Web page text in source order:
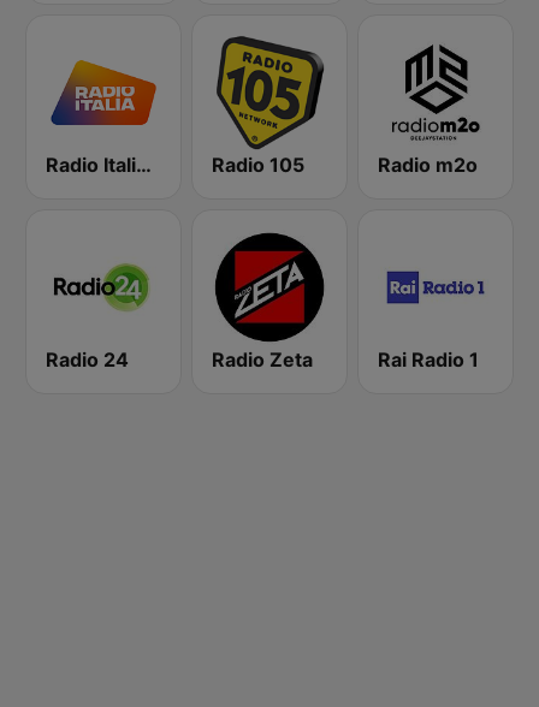
Radio Italia solomusicaitaliana Radio 105 Radio m2o
Radio 24 Radio Zeta Rai Radio 1